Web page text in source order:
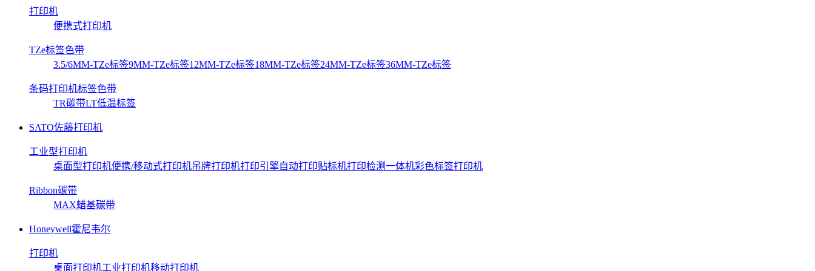
打印机
便携式打印机
TZe标签色带
3.5/6MM-TZe标签9MM-TZe标签12MM-TZe标签18MM-TZe标签24MM-TZe标签36MM-TZe标签
条码打印机标签色带
TR碳带LT低温标签
SATO佐藤打印机
工业型打印机
桌面型打印机便携/移动式打印机吊牌打印机打印引擎自动打印贴标机打印检测一体机彩色标签打印机
Ribbon碳带
MAX蜡基碳带
Honeywell霍尼韦尔
打印机
桌面打印机工业打印机移动打印机